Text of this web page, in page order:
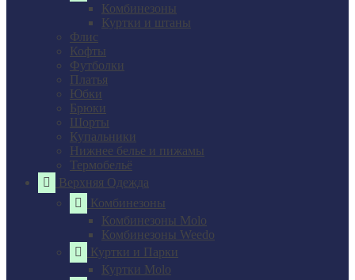
Комбинезоны
Куртки и штаны
Флис
Кофты
Футболки
Платья
Юбки
Брюки
Шорты
Купальники
Нижнее белье и пижамы
Термобельё
Верхняя Одежда
Комбинезоны
Комбинезоны Molo
Комбинезоны Weedo
Куртки и Парки
Куртки Molo